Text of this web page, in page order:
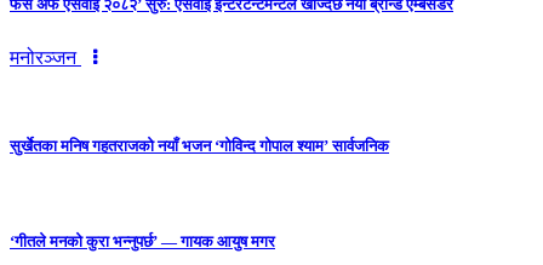
फेस अफ एसवाई २०८२’ सुरु: एसवाई इन्टरटेन्टमेन्टले खोज्दैछ नयाँ ब्रान्ड एम्बेसडर
मनोरञ्जन
सुर्खेतका मनिष गहतराजको नयाँ भजन ‘गोविन्द गोपाल श्याम’ सार्वजनिक
‘गीतले मनको कुरा भन्नुपर्छ’ — गायक आयुष मगर